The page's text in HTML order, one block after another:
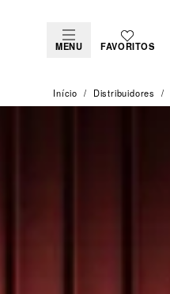
MENU FAVORITOS
Início Distribuidores